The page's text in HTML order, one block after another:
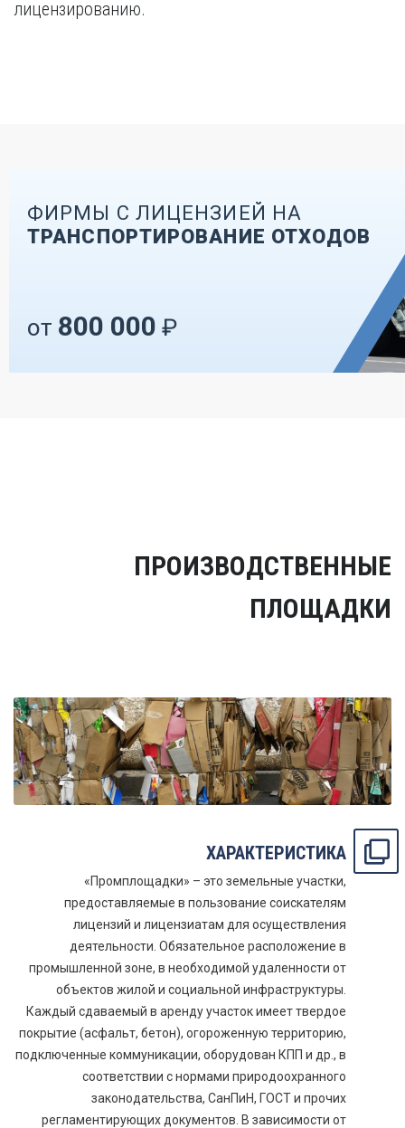
лицензированию.
ФИРМЫ С ЛИЦЕНЗИЕЙ НА
ТРАНСПОРТИРОВАНИЕ ОТХОДОВ
от 800 000 ₽
ПРОИЗВОДСТВЕННЫЕ
ПЛОЩАДКИ
ХАРАКТЕРИСТИКА
«Промплощадки» – это земельные участки,
предоставляемые в пользование соискателям
лицензий и лицензиатам для осуществления
деятельности. Обязательное расположение в
промышленной зоне, в необходимой удаленности от
объектов жилой и социальной инфраструктуры.
Каждый сдаваемый в аренду участок имеет твердое
покрытие (асфальт, бетон), огороженную территорию,
подключенные коммуникации, оборудован КПП и др., в
соответствии с нормами природоохранного
законодательства, СанПиН, ГОСТ и прочих
регламентирующих документов. В зависимости от